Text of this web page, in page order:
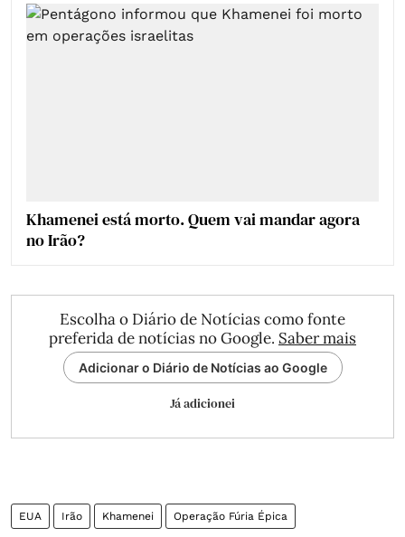
Khamenei está morto. Quem vai mandar agora
no Irão?
Escolha o Diário de Notícias como fonte
preferida de notícias no Google. Saber mais
Adicionar o Diário de Notícias ao Google
Já adicionei
EUA Irão Khamenei Operação Fúria Épica